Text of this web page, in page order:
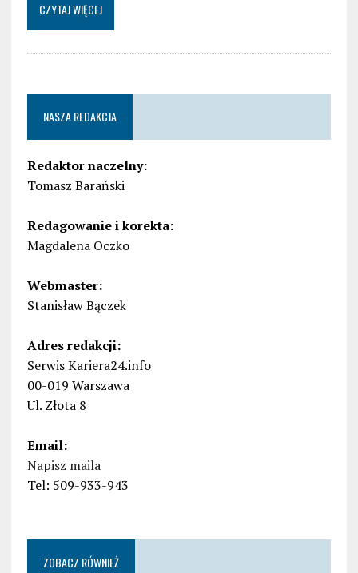
CZYTAJ WIĘCEJ
NASZA REDAKCJA
Redaktor naczelny:
Tomasz Barański
Redagowanie i korekta:
Magdalena Oczko
Webmaster:
Stanisław Bączek
Adres redakcji:
Serwis Kariera24.info
00-019 Warszawa
Ul. Złota 8
Email:
Napisz maila
Tel: 509-933-943
ZOBACZ RÓWNIEŻ